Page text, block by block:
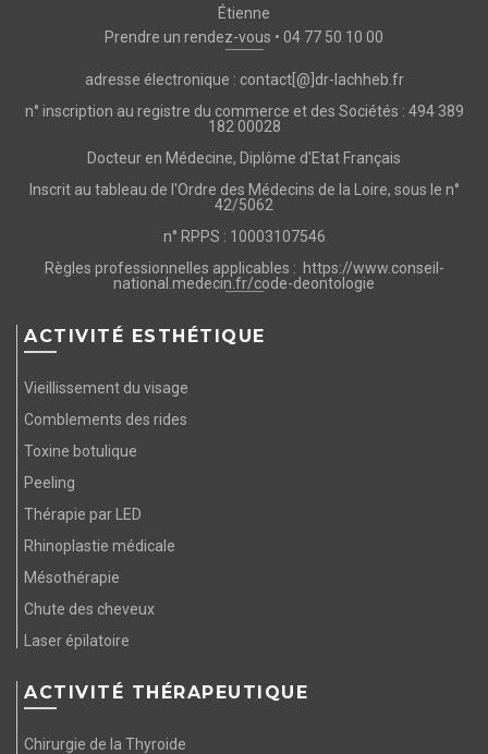
Étienne
Prendre un rendez-vous • 04 77 50 10 00
adresse électronique : contact[@]dr-lachheb.fr
n° inscription au registre du commerce et des Sociétés : 494 389
182 00028
Docteur en Médecine, Diplôme d'Etat Français
Inscrit au tableau de l'Ordre des Médecins de la Loire, sous le n°
42/5062
n° RPPS : 10003107546
Règles professionnelles applicables : https://www.conseil-
national.medecin.fr/code-deontologie
ACTIVITÉ ESTHÉTIQUE
Vieillissement du visage
Comblements des rides
Toxine botulique
Peeling
Thérapie par LED
Rhinoplastie médicale
Mésothérapie
Chute des cheveux
Laser épilatoire
ACTIVITÉ THÉRAPEUTIQUE
Chirurgie de la Thyroide